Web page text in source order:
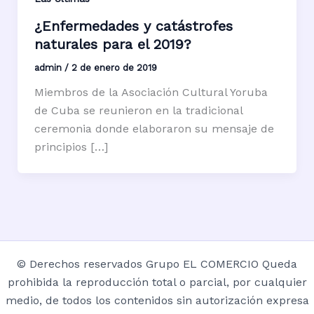
¿Enfermedades y catástrofes
naturales para el 2019?
admin / 2 de enero de 2019
Miembros de la Asociación Cultural Yoruba
de Cuba se reunieron en la tradicional
ceremonia donde elaboraron su mensaje de
principios […]
© Derechos reservados Grupo EL COMERCIO Queda
prohibida la reproducción total o parcial, por cualquier
medio, de todos los contenidos sin autorización expresa